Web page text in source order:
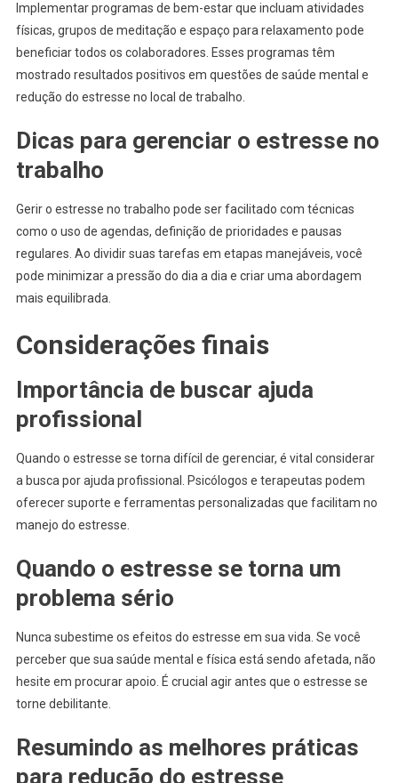
Implementar programas de bem-estar que incluam atividades
físicas, grupos de meditação e espaço para relaxamento pode
beneficiar todos os colaboradores. Esses programas têm
mostrado resultados positivos em questões de saúde mental e
redução do estresse no local de trabalho.
Dicas para gerenciar o estresse no
trabalho
Gerir o estresse no trabalho pode ser facilitado com técnicas
como o uso de agendas, definição de prioridades e pausas
regulares. Ao dividir suas tarefas em etapas manejáveis, você
pode minimizar a pressão do dia a dia e criar uma abordagem
mais equilibrada.
Considerações finais
Importância de buscar ajuda
profissional
Quando o estresse se torna difícil de gerenciar, é vital considerar
a busca por ajuda profissional. Psicólogos e terapeutas podem
oferecer suporte e ferramentas personalizadas que facilitam no
manejo do estresse.
Quando o estresse se torna um
problema sério
Nunca subestime os efeitos do estresse em sua vida. Se você
perceber que sua saúde mental e física está sendo afetada, não
hesite em procurar apoio. É crucial agir antes que o estresse se
torne debilitante.
Resumindo as melhores práticas
para redução do estresse